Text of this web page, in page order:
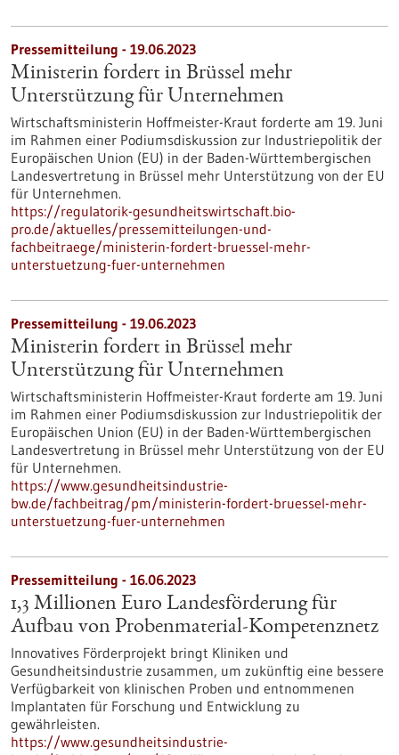
Pressemitteilung - 19.06.2023
Ministerin fordert in Brüssel mehr
Unterstützung für Unternehmen
Wirtschaftsministerin Hoffmeister-Kraut forderte am 19. Juni
im Rahmen einer Podiumsdiskussion zur Industriepolitik der
Europäischen Union (EU) in der Baden-Württembergischen
Landesvertretung in Brüssel mehr Unterstützung von der EU
für Unternehmen.
https://regulatorik-gesundheitswirtschaft.bio-
pro.de/aktuelles/pressemitteilungen-und-
fachbeitraege/ministerin-fordert-bruessel-mehr-
unterstuetzung-fuer-unternehmen
Pressemitteilung - 19.06.2023
Ministerin fordert in Brüssel mehr
Unterstützung für Unternehmen
Wirtschaftsministerin Hoffmeister-Kraut forderte am 19. Juni
im Rahmen einer Podiumsdiskussion zur Industriepolitik der
Europäischen Union (EU) in der Baden-Württembergischen
Landesvertretung in Brüssel mehr Unterstützung von der EU
für Unternehmen.
https://www.gesundheitsindustrie-
bw.de/fachbeitrag/pm/ministerin-fordert-bruessel-mehr-
unterstuetzung-fuer-unternehmen
Pressemitteilung - 16.06.2023
1,3 Millionen Euro Landesförderung für
Aufbau von Probenmaterial-Kompetenznetz
Innovatives Förderprojekt bringt Kliniken und
Gesundheitsindustrie zusammen, um zukünftig eine bessere
Verfügbarkeit von klinischen Proben und entnommenen
Implantaten für Forschung und Entwicklung zu
gewährleisten.
https://www.gesundheitsindustrie-